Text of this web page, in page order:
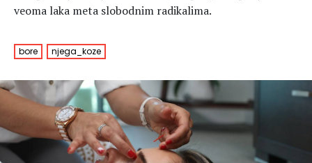
Trudnice
Fitness
Zdravlje
VODA
MAGAZIN
Njega njega
Šminka
Tehnologija
KALORIJE
veoma laka meta slobodnim radikalima.
bore njega_koze